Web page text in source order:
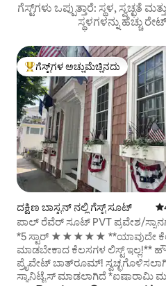
ಗೆಸ್ಟ್‌ಗಳು ಒಪ್ಪುತ್ತಾರೆ: ಸ್ಥಳ, ಸ್ವಚ್ಛತೆ
ಸ್ಥಳಗಳನ್ನು ಹೆಚ್ಚು
ಗೆಸ್ಟ್‌ಗಳಿಗೆ ಅತಿ ಹೆಚ್ಚು ಅಚ್ಚುಮೆಚ್ಚಿನದು
ಗೆಸ್ಟ್‌ಗಳ ಅಚ್ಚುಮೆಚ್ಚಿನದು
ದಕ್ಷಿಣ ಬಾಸ್ಟನ್ ನಲ್ಲಿ ಗೆಸ್ಟ್ ಸೂಟ್ 5
ಪಾಲ್ ರೆವೆರ್ ಸೂಟ್ PVT ಪ್ರವೇಶ/
ಬೆಡ್ ಇತಿಹಾಸ
*5 ಸ್ಟಾರ್ ★★★★★ **ಯಾವುದೇ
ಮಾಡಬೇಕಾದ ಕೆಲಸಗಳ ಲಿಸ್ಟ್ ಇಲ್ಲ!**
ಪ್ರೈವೇಟ್ ಬಾತ್‌ರೂಮ್!
ಸ್ಯಾನಿಟೈಸ್ ಮಾಡಲಾಗಿದೆ *ಐಷಾರಾಮಿ